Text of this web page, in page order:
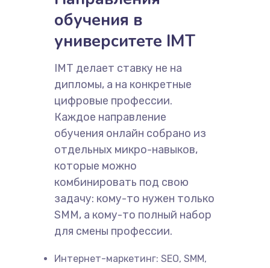
обучения в
университете IMT
IMT делает ставку не на
дипломы, а на конкретные
цифровые профессии.
Каждое направление
обучения онлайн собрано из
отдельных микро-навыков,
которые можно
комбинировать под свою
задачу: кому-то нужен только
SMM, а кому-то полный набор
для смены профессии.
Интернет-маркетинг: SEO, SMM,